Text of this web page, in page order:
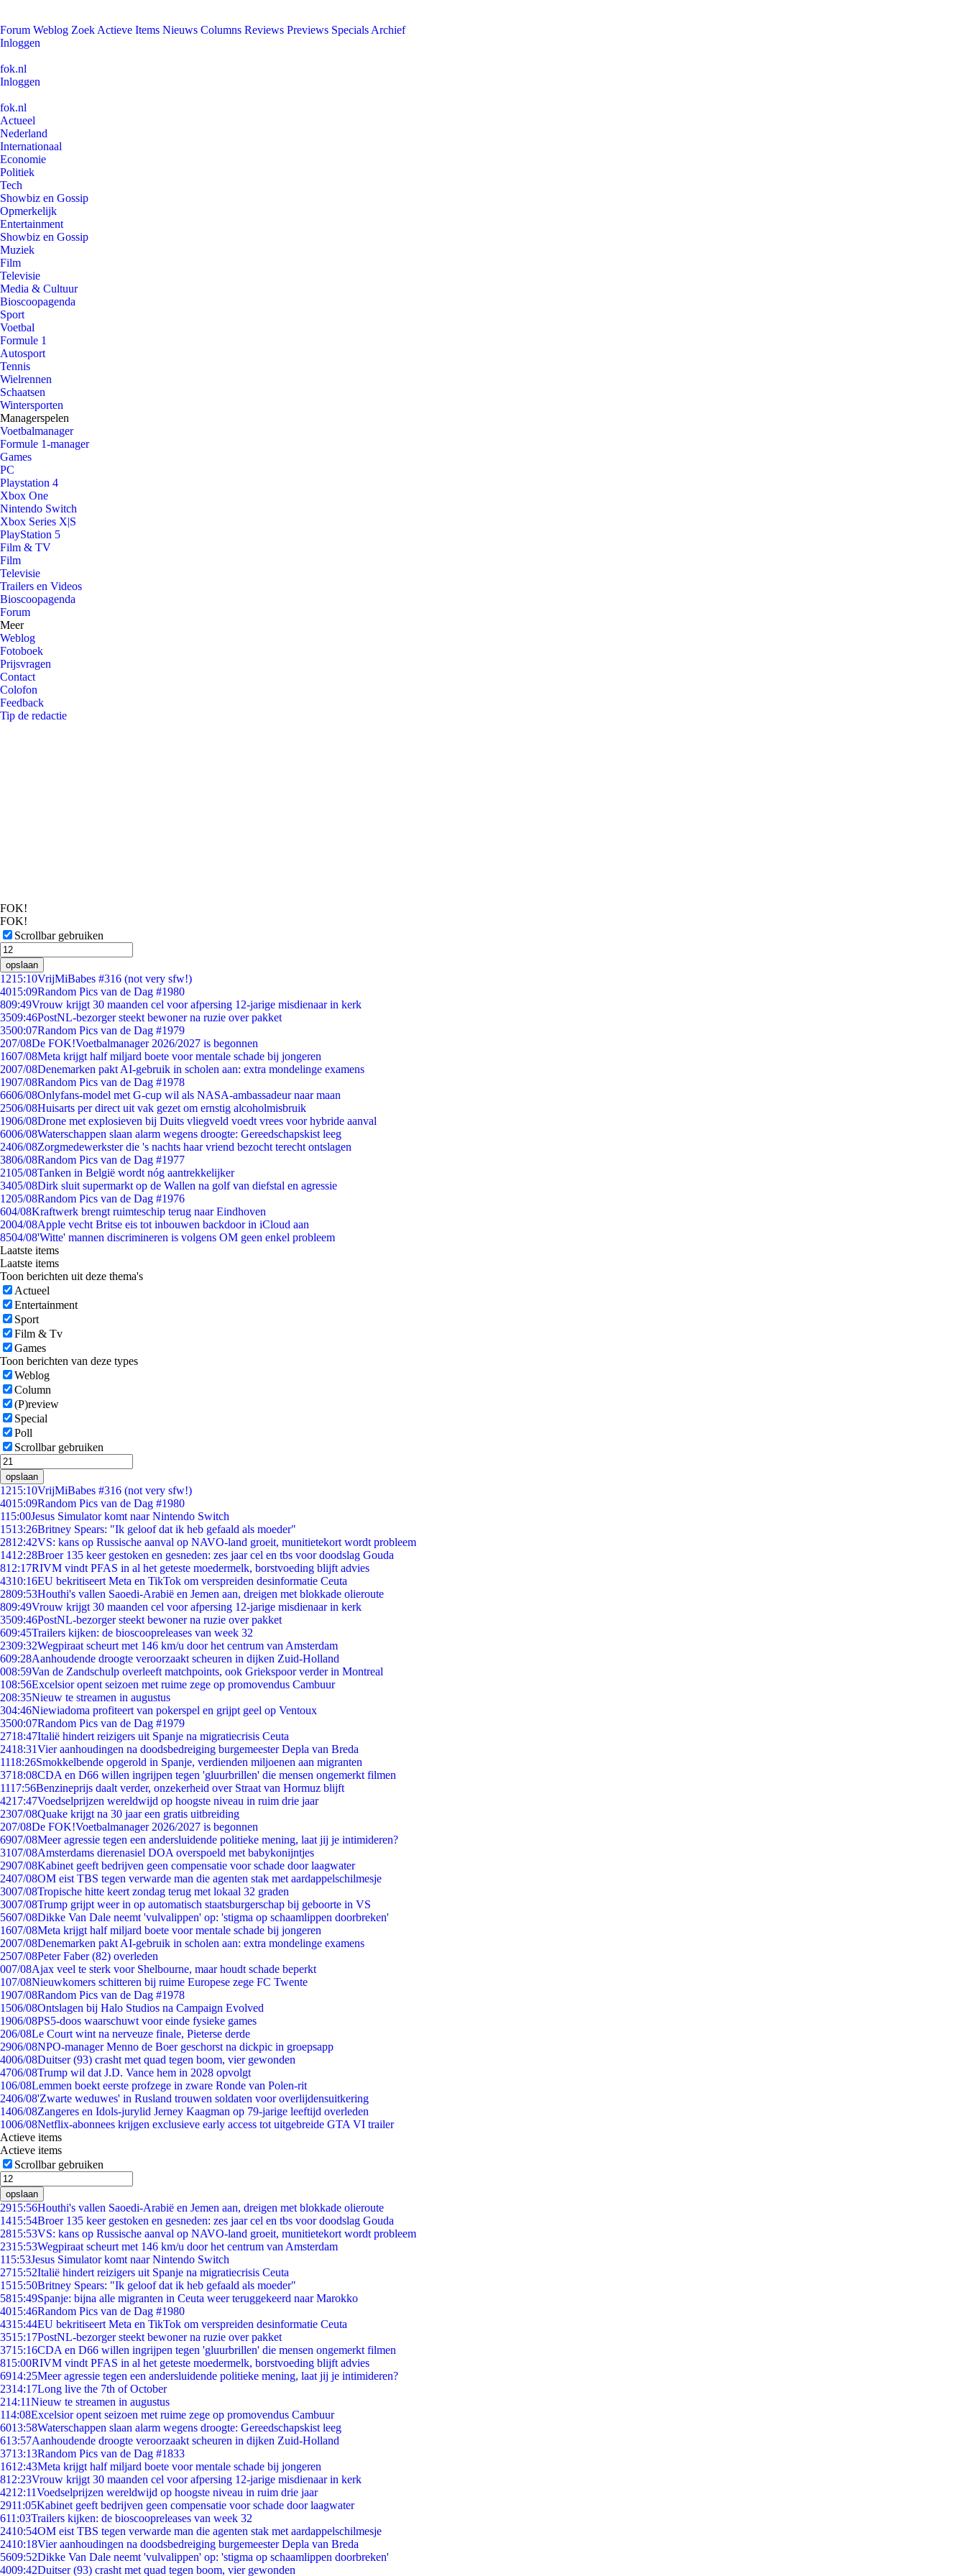
Forum Weblog Zoek Actieve Items Nieuws Columns Reviews Previews Specials Archief
Inloggen
fok.nl
Inloggen
fok.nl
Actueel
Nederland
Internationaal
Economie
Politiek
Tech
Showbiz en Gossip
Opmerkelijk
Entertainment
Showbiz en Gossip
Muziek
Film
Televisie
Media & Cultuur
Bioscoopagenda
Sport
Voetbal
Formule 1
Autosport
Tennis
Wielrennen
Schaatsen
Wintersporten
Managerspelen
Voetbalmanager
Formule 1-manager
Games
PC
Playstation 4
Xbox One
Nintendo Switch
Xbox Series X|S
PlayStation 5
Film & TV
Film
Televisie
Trailers en Videos
Bioscoopagenda
Forum
Meer
Weblog
Fotoboek
Prijsvragen
Contact
Colofon
Feedback
Tip de redactie
FOK!
FOK!
Scrollbar gebruiken
opslaan
1215:10VrijMiBabes #316 (not very sfw!)
4015:09Random Pics van de Dag #1980
809:49Vrouw krijgt 30 maanden cel voor afpersing 12-jarige misdienaar in kerk
3509:46PostNL-bezorger steekt bewoner na ruzie over pakket
3500:07Random Pics van de Dag #1979
207/08De FOK!Voetbalmanager 2026/2027 is begonnen
1607/08Meta krijgt half miljard boete voor mentale schade bij jongeren
2007/08Denemarken pakt AI-gebruik in scholen aan: extra mondelinge examens
1907/08Random Pics van de Dag #1978
6606/08Onlyfans-model met G-cup wil als NASA-ambassadeur naar maan
2506/08Huisarts per direct uit vak gezet om ernstig alcoholmisbruik
1906/08Drone met explosieven bij Duits vliegveld voedt vrees voor hybride aanval
6006/08Waterschappen slaan alarm wegens droogte: Gereedschapskist leeg
2406/08Zorgmedewerkster die 's nachts haar vriend bezocht terecht ontslagen
3806/08Random Pics van de Dag #1977
2105/08Tanken in België wordt nóg aantrekkelijker
3405/08Dirk sluit supermarkt op de Wallen na golf van diefstal en agressie
1205/08Random Pics van de Dag #1976
604/08Kraftwerk brengt ruimteschip terug naar Eindhoven
2004/08Apple vecht Britse eis tot inbouwen backdoor in iCloud aan
8504/08'Witte' mannen discrimineren is volgens OM geen enkel probleem
Laatste items
Laatste items
Toon berichten uit deze thema's
Actueel
Entertainment
Sport
Film & Tv
Games
Toon berichten van deze types
Weblog
Column
(P)review
Special
Poll
Scrollbar gebruiken
opslaan
1215:10VrijMiBabes #316 (not very sfw!)
4015:09Random Pics van de Dag #1980
115:00Jesus Simulator komt naar Nintendo Switch
1513:26Britney Spears: "Ik geloof dat ik heb gefaald als moeder"
2812:42VS: kans op Russische aanval op NAVO-land groeit, munitietekort wordt probleem
1412:28Broer 135 keer gestoken en gesneden: zes jaar cel en tbs voor doodslag Gouda
812:17RIVM vindt PFAS in al het geteste moedermelk, borstvoeding blijft advies
4310:16EU bekritiseert Meta en TikTok om verspreiden desinformatie Ceuta
2809:53Houthi's vallen Saoedi-Arabië en Jemen aan, dreigen met blokkade olieroute
809:49Vrouw krijgt 30 maanden cel voor afpersing 12-jarige misdienaar in kerk
3509:46PostNL-bezorger steekt bewoner na ruzie over pakket
609:45Trailers kijken: de bioscoopreleases van week 32
2309:32Wegpiraat scheurt met 146 km/u door het centrum van Amsterdam
609:28Aanhoudende droogte veroorzaakt scheuren in dijken Zuid-Holland
008:59Van de Zandschulp overleeft matchpoints, ook Griekspoor verder in Montreal
108:56Excelsior opent seizoen met ruime zege op promovendus Cambuur
208:35Nieuw te streamen in augustus
304:46Niewiadoma profiteert van pokerspel en grijpt geel op Ventoux
3500:07Random Pics van de Dag #1979
2718:47Italië hindert reizigers uit Spanje na migratiecrisis Ceuta
2418:31Vier aanhoudingen na doodsbedreiging burgemeester Depla van Breda
1118:26Smokkelbende opgerold in Spanje, verdienden miljoenen aan migranten
3718:08CDA en D66 willen ingrijpen tegen 'gluurbrillen' die mensen ongemerkt filmen
1117:56Benzineprijs daalt verder, onzekerheid over Straat van Hormuz blijft
4217:47Voedselprijzen wereldwijd op hoogste niveau in ruim drie jaar
2307/08Quake krijgt na 30 jaar een gratis uitbreiding
207/08De FOK!Voetbalmanager 2026/2027 is begonnen
6907/08Meer agressie tegen een andersluidende politieke mening, laat jij je intimideren?
3107/08Amsterdams dierenasiel DOA overspoeld met babykonijntjes
2907/08Kabinet geeft bedrijven geen compensatie voor schade door laagwater
2407/08OM eist TBS tegen verwarde man die agenten stak met aardappelschilmesje
3007/08Tropische hitte keert zondag terug met lokaal 32 graden
3007/08Trump grijpt weer in op automatisch staatsburgerschap bij geboorte in VS
5607/08Dikke Van Dale neemt 'vulvalippen' op: 'stigma op schaamlippen doorbreken'
1607/08Meta krijgt half miljard boete voor mentale schade bij jongeren
2007/08Denemarken pakt AI-gebruik in scholen aan: extra mondelinge examens
2507/08Peter Faber (82) overleden
007/08Ajax veel te sterk voor Shelbourne, maar houdt schade beperkt
107/08Nieuwkomers schitteren bij ruime Europese zege FC Twente
1907/08Random Pics van de Dag #1978
1506/08Ontslagen bij Halo Studios na Campaign Evolved
1906/08PS5-doos waarschuwt voor einde fysieke games
206/08Le Court wint na nerveuze finale, Pieterse derde
2906/08NPO-manager Menno de Boer geschorst na dickpic in groepsapp
4006/08Duitser (93) crasht met quad tegen boom, vier gewonden
4706/08Trump wil dat J.D. Vance hem in 2028 opvolgt
106/08Lemmen boekt eerste profzege in zware Ronde van Polen-rit
2406/08'Zwarte weduwes' in Rusland trouwen soldaten voor overlijdensuitkering
1406/08Zangeres en Idols-jurylid Jerney Kaagman op 79-jarige leeftijd overleden
1006/08Netflix-abonnees krijgen exclusieve early access tot uitgebreide GTA VI trailer
Actieve items
Actieve items
Scrollbar gebruiken
opslaan
2915:56Houthi's vallen Saoedi-Arabië en Jemen aan, dreigen met blokkade olieroute
1415:54Broer 135 keer gestoken en gesneden: zes jaar cel en tbs voor doodslag Gouda
2815:53VS: kans op Russische aanval op NAVO-land groeit, munitietekort wordt probleem
2315:53Wegpiraat scheurt met 146 km/u door het centrum van Amsterdam
115:53Jesus Simulator komt naar Nintendo Switch
2715:52Italië hindert reizigers uit Spanje na migratiecrisis Ceuta
1515:50Britney Spears: "Ik geloof dat ik heb gefaald als moeder"
5815:49Spanje: bijna alle migranten in Ceuta weer teruggekeerd naar Marokko
4015:46Random Pics van de Dag #1980
4315:44EU bekritiseert Meta en TikTok om verspreiden desinformatie Ceuta
3515:17PostNL-bezorger steekt bewoner na ruzie over pakket
3715:16CDA en D66 willen ingrijpen tegen 'gluurbrillen' die mensen ongemerkt filmen
815:00RIVM vindt PFAS in al het geteste moedermelk, borstvoeding blijft advies
6914:25Meer agressie tegen een andersluidende politieke mening, laat jij je intimideren?
2314:17Long live the 7th of October
214:11Nieuw te streamen in augustus
114:08Excelsior opent seizoen met ruime zege op promovendus Cambuur
6013:58Waterschappen slaan alarm wegens droogte: Gereedschapskist leeg
613:57Aanhoudende droogte veroorzaakt scheuren in dijken Zuid-Holland
3713:13Random Pics van de Dag #1833
1612:43Meta krijgt half miljard boete voor mentale schade bij jongeren
812:23Vrouw krijgt 30 maanden cel voor afpersing 12-jarige misdienaar in kerk
4212:11Voedselprijzen wereldwijd op hoogste niveau in ruim drie jaar
2911:05Kabinet geeft bedrijven geen compensatie voor schade door laagwater
611:03Trailers kijken: de bioscoopreleases van week 32
2410:54OM eist TBS tegen verwarde man die agenten stak met aardappelschilmesje
2410:18Vier aanhoudingen na doodsbedreiging burgemeester Depla van Breda
5609:52Dikke Van Dale neemt 'vulvalippen' op: 'stigma op schaamlippen doorbreken'
4009:42Duitser (93) crasht met quad tegen boom, vier gewonden